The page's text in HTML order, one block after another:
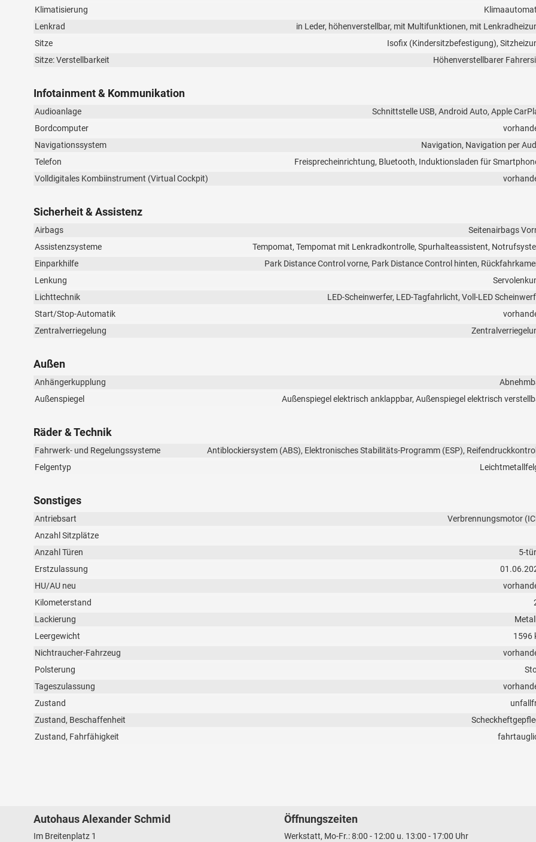
Klimatisierung
Lenkrad
in Leder, höhenverstellbar, mit Multifunktionen, mit
Sitze
Isofix (Kindersitzbefestigung),
Sitze: Verstellbarkeit
Höhenverstellbarer
Infotainment & Kommunikation
Audioanlage
Schnittstelle USB, Android Auto, Apple
Bordcomputer
Navigationssystem
Navigation, Navigation per
Telefon
Freisprecheinrichtung, Bluetooth, Induktionsladen für
Volldigitales Kombiinstrument (Virtual Cockpit)
Sicherheit & Assistenz
Airbags
Seitenairbags
Assistenzsysteme
Tempomat, Tempomat mit Lenkradkontrolle, Spurhalteassistent,
Einparkhilfe
Park Distance Control vorne, Park Distance Control hinten,
Lenkung
Lichttechnik
LED-Scheinwerfer, LED-Tagfahrlicht, Voll-LED
Start/Stop-Automatik
Zentralverriegelung
Außen
Anhängerkupplung
Außenspiegel
Außenspiegel elektrisch anklappbar, Außenspiegel elektrisch
Räder & Technik
Fahrwerk- und Regelungssysteme
Antiblockiersystem (ABS), Elektronisches Stabilitäts-Programm (ESP),
Felgentyp
Sonstiges
Antriebsart
Verbrennungsmotor
Anzahl Sitzplätze
Anzahl Türen
5-
Erstzulassung
HU/AU neu
Kilometerstand
Lackierung
Leergewicht
1596
Nichtraucher-Fahrzeug
Polsterung
Tageszulassung
Zustand
Zustand, Beschaffenheit
Zustand, Fahrfähigkeit
Autohaus Alexander Schmid
Im Breitenplatz 1
Öffnungszeiten
Werkstatt, Mo-Fr.: 8:00 - 12:00 u. 13:00 - 17:00 Uhr